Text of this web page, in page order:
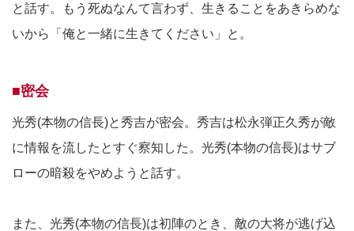
と話す。もう死ぬなんて言わず、生きることをあきらめな
いから「俺と一緒に生きてください」と。
■密会
光秀(本物の信長)と秀吉が密会。秀吉は松永弾正久秀が敵
に情報を流したとすぐ察知した。光秀(本物の信長)はサブ
ローの暗殺をやめようと話す。
また、光秀(本物の信長)は初陣のとき、敵の大将が逃げ込